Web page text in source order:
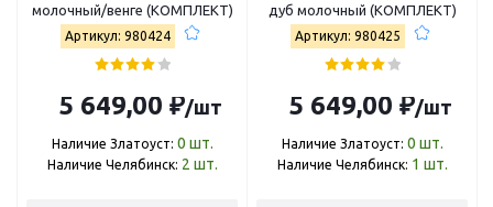
молочный/венге (КОМПЛЕКТ)
Артикул: 980424
5 649,00 ₽/шт
Наличие Златоуст: 0 шт.
Наличие Челябинск: 2 шт.
дуб молочный (КОМПЛЕКТ)
Артикул: 980425
5 649,00 ₽/шт
Наличие Златоуст: 0 шт.
Наличие Челябинск: 1 шт.